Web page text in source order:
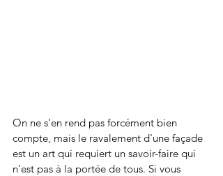
On ne s'en rend pas forcément bien
compte, mais le ravalement d'une façade
est un art qui requiert un savoir-faire qui
n'est pas à la portée de tous. Si vous